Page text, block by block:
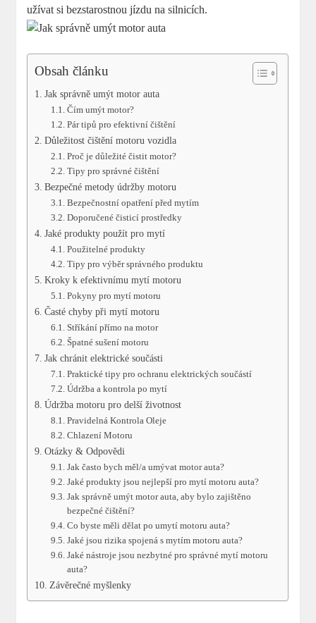
užívat si bezstarostnou jízdu​ na silnicích.
Obsah článku
Jak správně umýt motor auta
Čím umýt motor?
Pár tipů pro‌ efektivní čištění
Důležitost čištění motoru vozidla
Proč je důležité⁢ čistit motor?
Tipy⁣ pro⁣ správné čištění
Bezpečné metody⁢ údržby ⁣motoru
Bezpečnostní opatření před mytím
Doporučené čisticí prostředky
Jaké produkty ‍použít pro mytí
Použitelné produkty
Tipy pro výběr ⁣správného produktu
Kroky⁢ k efektivnímu mytí motoru
Pokyny pro mytí⁢ motoru
Časté⁣ chyby při ⁣mytí motoru
Stříkání ⁤přímo⁢ na motor
Špatné ​sušení⁤ motoru
Jak chránit elektrické​ součásti
Praktické tipy‍ pro ochranu elektrických součástí
Údržba⁣ a​ kontrola po mytí
Údržba ⁢motoru pro delší životnost
Pravidelná Kontrola Oleje
Chlazení Motoru
Otázky & Odpovědi
Jak často‌ bych měl/a⁤ umývat motor auta?
Jaké ​produkty ⁣jsou‍ nejlepší ⁣pro ‍mytí motoru ⁢auta?
Jak správně umýt motor auta,⁢ aby bylo ‌zajištěno⁤
bezpečné čištění?
Co byste měli dělat po umytí ‌motoru auta?
Jaké jsou rizika spojená s mytím motoru auta?
Jaké nástroje⁣ jsou nezbytné pro správné mytí motoru⁤
auta?
Závěrečné myšlenky